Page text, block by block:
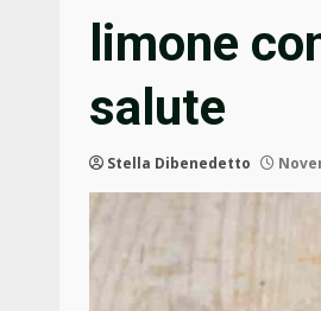
limone
salute
Stella Dibenedetto